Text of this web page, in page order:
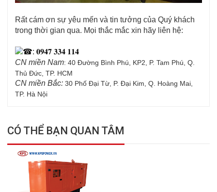
Rất cám ơn sự yêu mến và tin tưởng của Quý khách
trong thời gian qua. Mọi thắc mắc xin hãy liên hệ:
: 𝟎𝟗𝟒𝟕 𝟑𝟑𝟒 𝟏𝟏𝟒
CN miền Nam: 40 Đường Bình Phú, KP2, P. Tam Phú, Q.
Thủ Đức, TP. HCM
CN miền Bắc: 30 Phố Đại Từ, P. Đại Kim, Q. Hoàng Mai,
TP. Hà Nội
CÓ THỂ BẠN QUAN TÂM